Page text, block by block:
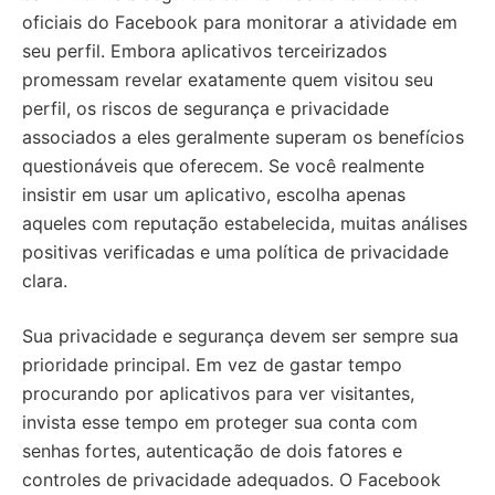
oficiais do Facebook para monitorar a atividade em
seu perfil. Embora aplicativos terceirizados
promessam revelar exatamente quem visitou seu
perfil, os riscos de segurança e privacidade
associados a eles geralmente superam os benefícios
questionáveis que oferecem. Se você realmente
insistir em usar um aplicativo, escolha apenas
aqueles com reputação estabelecida, muitas análises
positivas verificadas e uma política de privacidade
clara.
Sua privacidade e segurança devem ser sempre sua
prioridade principal. Em vez de gastar tempo
procurando por aplicativos para ver visitantes,
invista esse tempo em proteger sua conta com
senhas fortes, autenticação de dois fatores e
controles de privacidade adequados. O Facebook